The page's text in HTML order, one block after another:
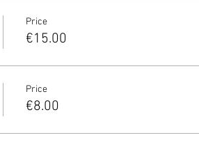
Price
€15.00
Price
€8.00